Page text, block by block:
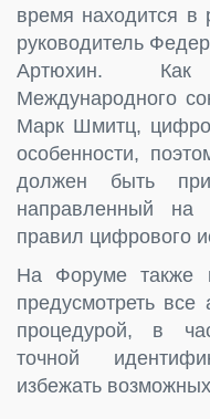
время находится в
руководитель
Артюхин. Как
Международного
Марк Шмитц,
особенности,
должен быть
направленный на
правил цифрового
На Форуме также
предусмотреть
процедурой, в
точной
избежать